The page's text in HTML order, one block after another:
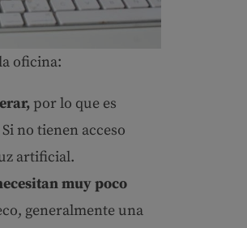
oficina:
por lo que es
no tienen acceso
artificial.
muy poco
generalmente una